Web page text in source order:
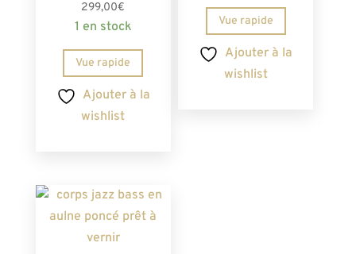
299,00€
1 en stock
Vue rapide
Ajouter à la
wishlist
Vue rapide
Ajouter à la
wishlist